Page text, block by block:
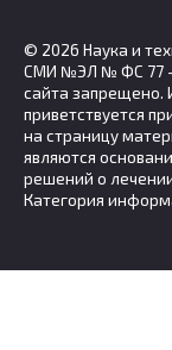
© 2026 Наука и
СМИ №ЭЛ № ФС 77 -
сайта запрещено.
приветствуется
на страницу
являются
решений о
Категория